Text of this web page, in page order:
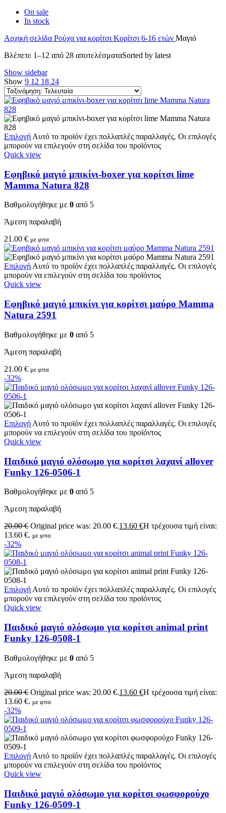
On sale
In stock
Αρχική σελίδα Ρούχα για κορίτσι Κορίτσι 6-16 ετών Μαγιό
Βλέπετε 1–12 από 28 αποτελέσματαSorted by latest
Show sidebar
Show 9 12 18 24
Επιλογή Αυτό το προϊόν έχει πολλαπλές παραλλαγές. Οι επιλογές
μπορούν να επιλεγούν στη σελίδα του προϊόντος
Quick view
Εφηβικό μαγιό μπικίνι-boxer για κορίτσι lime
Mamma Natura 828
Βαθμολογήθηκε με 0 από 5
Άμεση παραλαβή
21.00 € με φπα
ΕπιλογήΑυτό το προϊόν έχει πολλαπλές παραλλαγές. Οι επιλογές
μπορούν να επιλεγούν στη σελίδα του προϊόντος
Quick view
Εφηβικό μαγιό μπικίνι για κορίτσι μαύρο Mamma
Natura 2591
Βαθμολογήθηκε με 0 από 5
Άμεση παραλαβή
21.00 € με φπα
-32%
Επιλογή Αυτό το προϊόν έχει πολλαπλές παραλλαγές. Οι επιλογές
μπορούν να επιλεγούν στη σελίδα του προϊόντος
Quick view
Παιδικό μαγιό ολόσωμο για κορίτσι λαχανί allover
Funky 126-0506-1
Βαθμολογήθηκε με 0 από 5
Άμεση παραλαβή
20.00€ Original price was: 20.00 €.13.60 €Η τρέχουσα τιμή είναι:
13.60 €. με φπα
-32%
Επιλογή Αυτό το προϊόν έχει πολλαπλές παραλλαγές. Οι επιλογές
μπορούν να επιλεγούν στη σελίδα του προϊόντος
Quick view
Παιδικό μαγιό ολόσωμο για κορίτσι animal print
Funky 126-0508-1
Βαθμολογήθηκε με 0 από 5
Άμεση παραλαβή
20.00€ Original price was: 20.00 €.13.60 €Η τρέχουσα τιμή είναι:
13.60 €. με φπα
-32%
Επιλογή Αυτό το προϊόν έχει πολλαπλές παραλλαγές. Οι επιλογές
μπορούν να επιλεγούν στη σελίδα του προϊόντος
Quick view
Παιδικό μαγιό ολόσωμο για κορίτσι φωσφορούχο
Funky 126-0509-1